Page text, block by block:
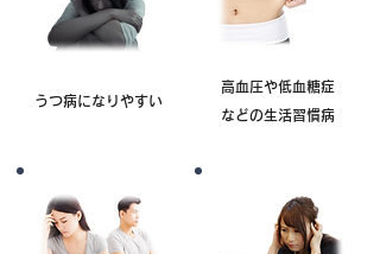
うつ病になりやすい
高血圧や低血糖症
などの生活習慣病